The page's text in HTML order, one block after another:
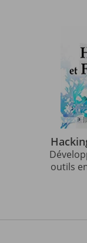
outils